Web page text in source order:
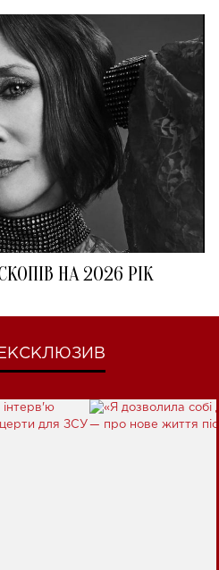
НА 2026 РІК
ЕКСКЛЮЗИВ